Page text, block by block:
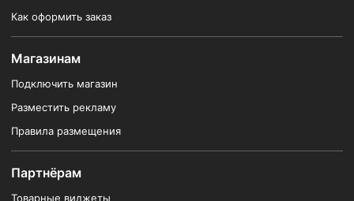
Как оформить заказ
Магазинам
Подключить магазин
Разместить рекламу
Правила размещения
Партнёрам
Товарные виджеты